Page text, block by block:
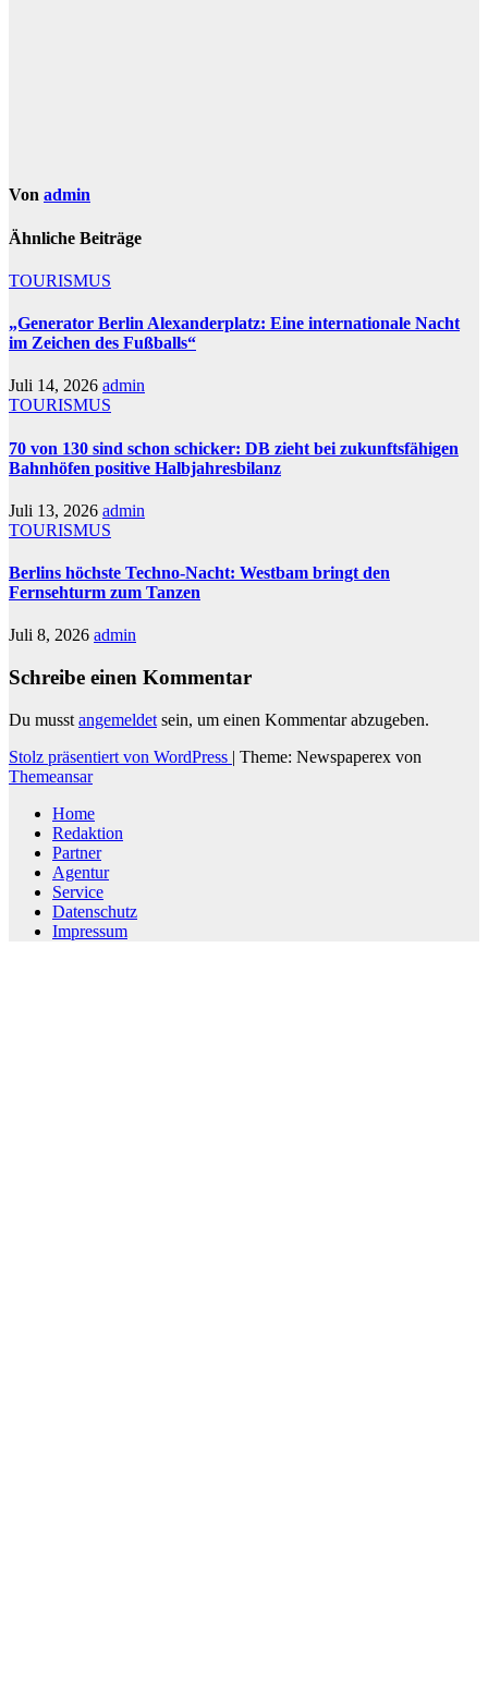
Von admin
Ähnliche Beiträge
TOURISMUS
„Generator Berlin Alexanderplatz: Eine internationale Nacht
im Zeichen des Fußballs“
Juli 14, 2026 admin
TOURISMUS
70 von 130 sind schon schicker: DB zieht bei zukunftsfähigen
Bahnhöfen positive Halbjahresbilanz
Juli 13, 2026 admin
TOURISMUS
Berlins höchste Techno-Nacht: Westbam bringt den
Fernsehturm zum Tanzen
Juli 8, 2026 admin
Schreibe einen Kommentar
Du musst angemeldet sein, um einen Kommentar abzugeben.
Stolz präsentiert von WordPress | Theme: Newspaperex von
Themeansar
Home
Redaktion
Partner
Agentur
Service
Datenschutz
Impressum